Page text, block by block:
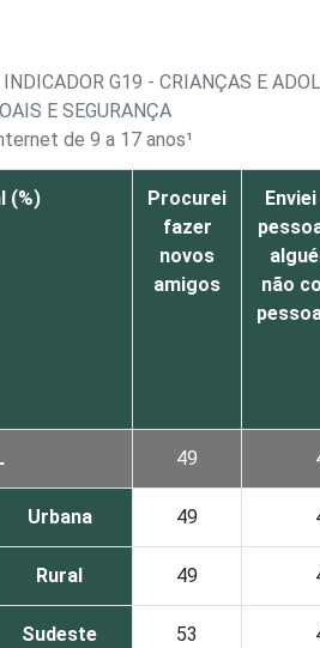
INDICADOR G19 - CRIANÇAS E
E SEGURANÇA
de 9 a 17 anos¹
(%)
Procurei
fazer
novos
amigos
não
49
Urbana 49
Rural 49
Sudeste 53